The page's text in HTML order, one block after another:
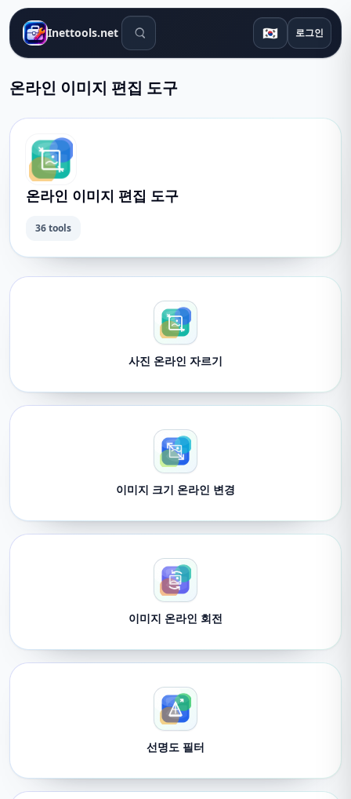
Inettools.net 검색 도구 🇰🇷 로그인
온라인 이미지 편집 도구
온라인 이미지 편집 도구
36 tools
사진 온라인 자르기
이미지 크기 온라인 변경
이미지 온라인 회전
선명도 필터